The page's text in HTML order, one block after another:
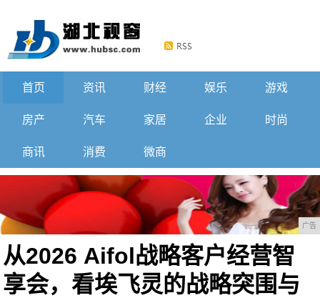
首页 资讯 财经 娱乐 游戏
房产 汽车 家居 企业 时尚
商讯 消费 微商
广告
从2026 Aifol战略客户经营智
享会，看埃飞灵的战略突围与